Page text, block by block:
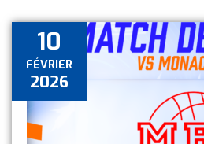
10
FÉVRIER
2026